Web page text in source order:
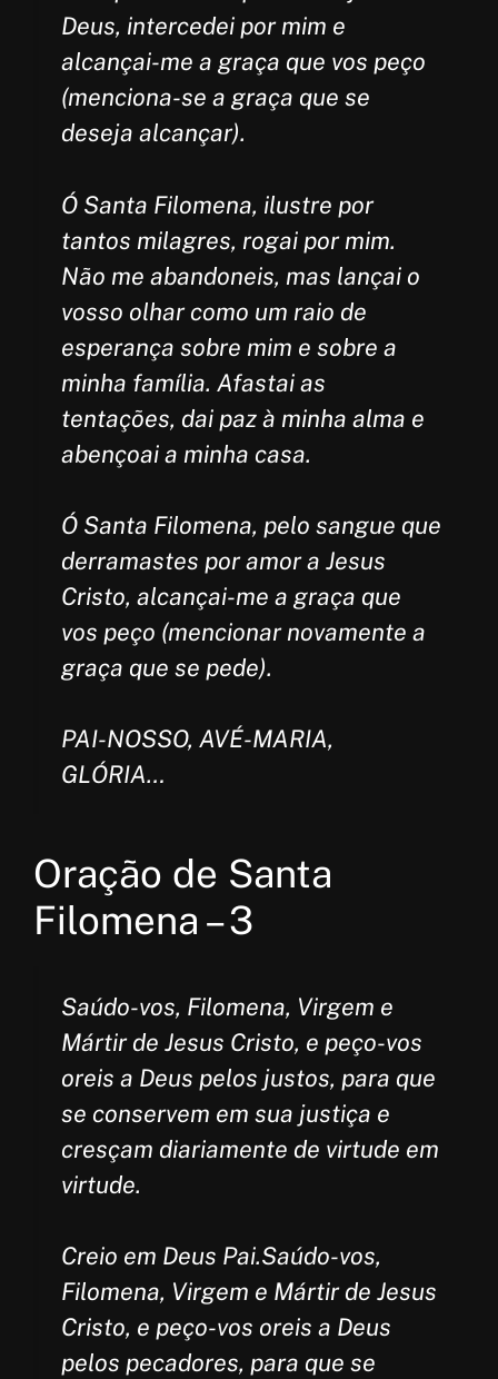
Deus, intercedei por mim e
alcançai-me a graça que vos peço
(menciona-se a graça que se
deseja alcançar).
Ó Santa Filomena, ilustre por
tantos milagres, rogai por mim.
Não me abandoneis, mas lançai o
vosso olhar como um raio de
esperança sobre mim e sobre a
minha família. Afastai as
tentações, dai paz à minha alma e
abençoai a minha casa.
Ó Santa Filomena, pelo sangue que
derramastes por amor a Jesus
Cristo, alcançai-me a graça que
vos peço (mencionar novamente a
graça que se pede).
PAI-NOSSO, AVÉ-MARIA,
GLÓRIA…
Oração de Santa
Filomena – 3
Saúdo-vos, Filomena, Virgem e
Mártir de Jesus Cristo, e peço-vos
oreis a Deus pelos justos, para que
se conservem em sua justiça e
cresçam diariamente de virtude em
virtude.
Creio em Deus Pai.Saúdo-vos,
Filomena, Virgem e Mártir de Jesus
Cristo, e peço-vos oreis a Deus
pelos pecadores, para que se